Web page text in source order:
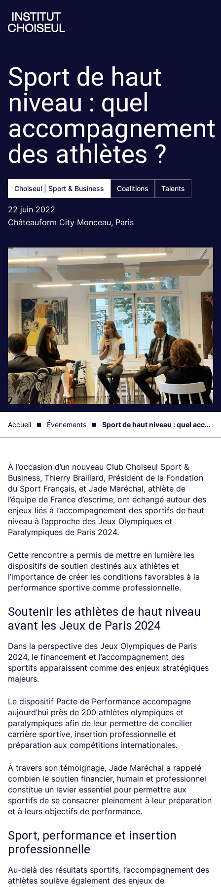
Sport de haut
niveau : quel
accompagnement
des athlètes ?
Choiseul | Sport & Business Coalitions Talents
22 juin 2022
Châteauform City Monceau, Paris
Accueil Événements Sport de haut niveau : quel accompagnement des athlètes ?
À l’occasion d’un nouveau Club Choiseul Sport &
Business, Thierry Braillard, Président de la Fondation
du Sport Français, et Jade Maréchal, athlète de
l’équipe de France d’escrime, ont échangé autour des
enjeux liés à l’accompagnement des sportifs de haut
niveau à l’approche des Jeux Olympiques et
Paralympiques de Paris 2024.
Cette rencontre a permis de mettre en lumière les
dispositifs de soutien destinés aux athlètes et
l’importance de créer les conditions favorables à la
performance sportive comme professionnelle.
Soutenir les athlètes de haut niveau
avant les Jeux de Paris 2024
Dans la perspective des Jeux Olympiques de Paris
2024, le financement et l’accompagnement des
sportifs apparaissent comme des enjeux stratégiques
majeurs.
Le dispositif Pacte de Performance accompagne
aujourd’hui près de 200 athlètes olympiques et
paralympiques afin de leur permettre de concilier
carrière sportive, insertion professionnelle et
préparation aux compétitions internationales.
À travers son témoignage, Jade Maréchal a rappelé
combien le soutien financier, humain et professionnel
constitue un levier essentiel pour permettre aux
sportifs de se consacrer pleinement à leur préparation
et à leurs objectifs de performance.
Sport, performance et insertion
professionnelle
Au-delà des résultats sportifs, l’accompagnement des
athlètes soulève également des enjeux de